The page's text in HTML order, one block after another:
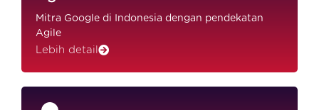
Mitra Google di Indonesia dengan pendekatan
Agile
Lebih detail